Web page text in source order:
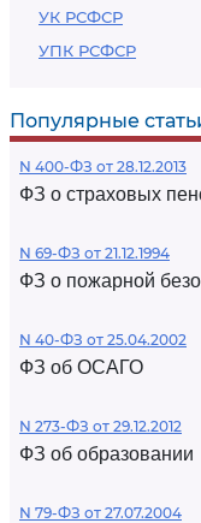
УК РСФСР
УПК РСФСР
Популярные
N 400-ФЗ от 28.12.2013
ФЗ о страховых
N 69-ФЗ от 21.12.1994
ФЗ о пожарной
N 40-ФЗ от 25.04.2002
ФЗ об ОСАГО
N 273-ФЗ от 29.12.2012
ФЗ об образовании
N 79-ФЗ от 27.07.2004